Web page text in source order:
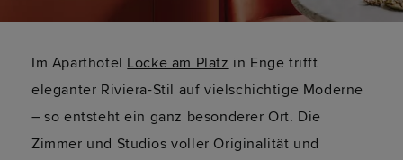
Im Aparthotel Locke am Platz in Enge trifft
eleganter Riviera-Stil auf vielschichtige Moderne
– so entsteht ein ganz besonderer Ort. Die
Zimmer und Studios voller Originalität und